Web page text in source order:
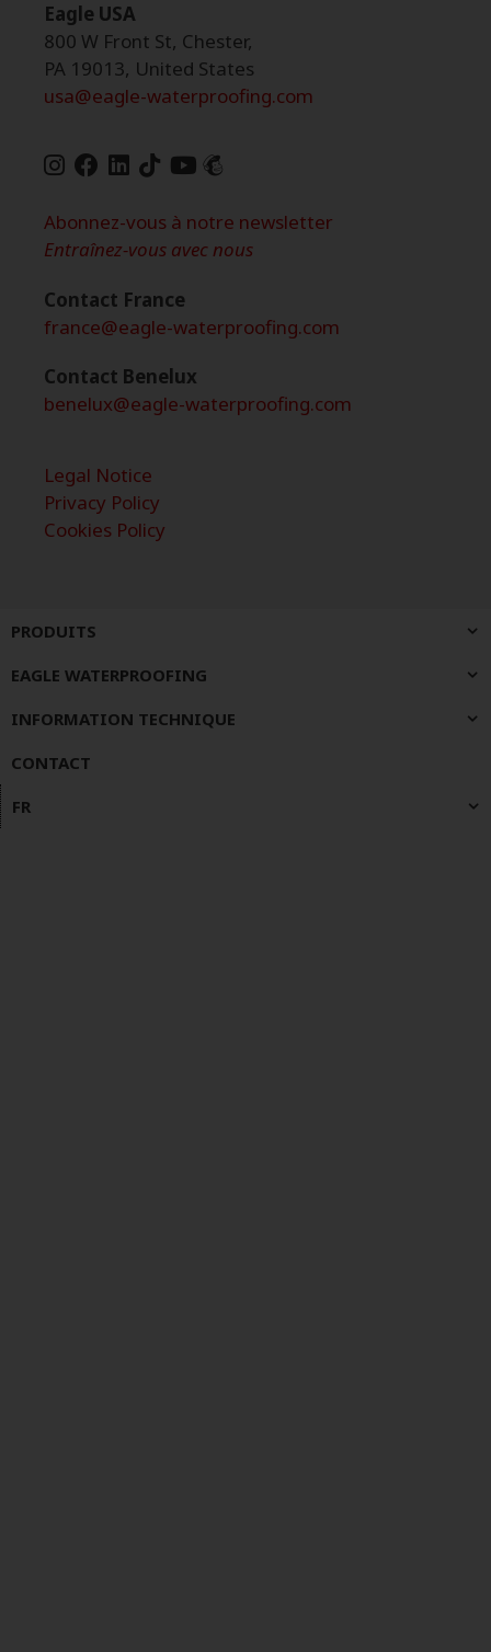
Eagle USA
800 W Front St, Chester,
PA 19013, United States
usa@eagle-waterproofing.com
Abonnez-vous à notre newsletter
Entraînez-vous avec nous
Contact France
france@eagle-waterproofing.com
Contact Benelux
benelux@eagle-waterproofing.com
Legal Notice
Privacy Policy
Cookies Policy
PRODUITS
EAGLE WATERPROOFING
INFORMATION TECHNIQUE
CONTACT
FR